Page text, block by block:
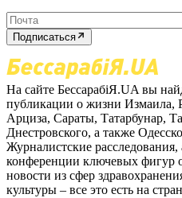
Подписаться
На сайте БессарабіЯ.UA вы
публикации о жизни Измаила,
Арциза, Сараты, Татарбунар,
Днестровского, а также
Журналистские
конференции ключевых фигур
новости из сфер
культуры – все это есть на